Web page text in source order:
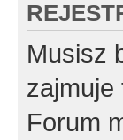
Musisz
zajmuje
Forum